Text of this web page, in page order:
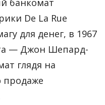
банкомат
De La Rue
для денег, в 1967
— Джон Шепард-
глядя на
продаже